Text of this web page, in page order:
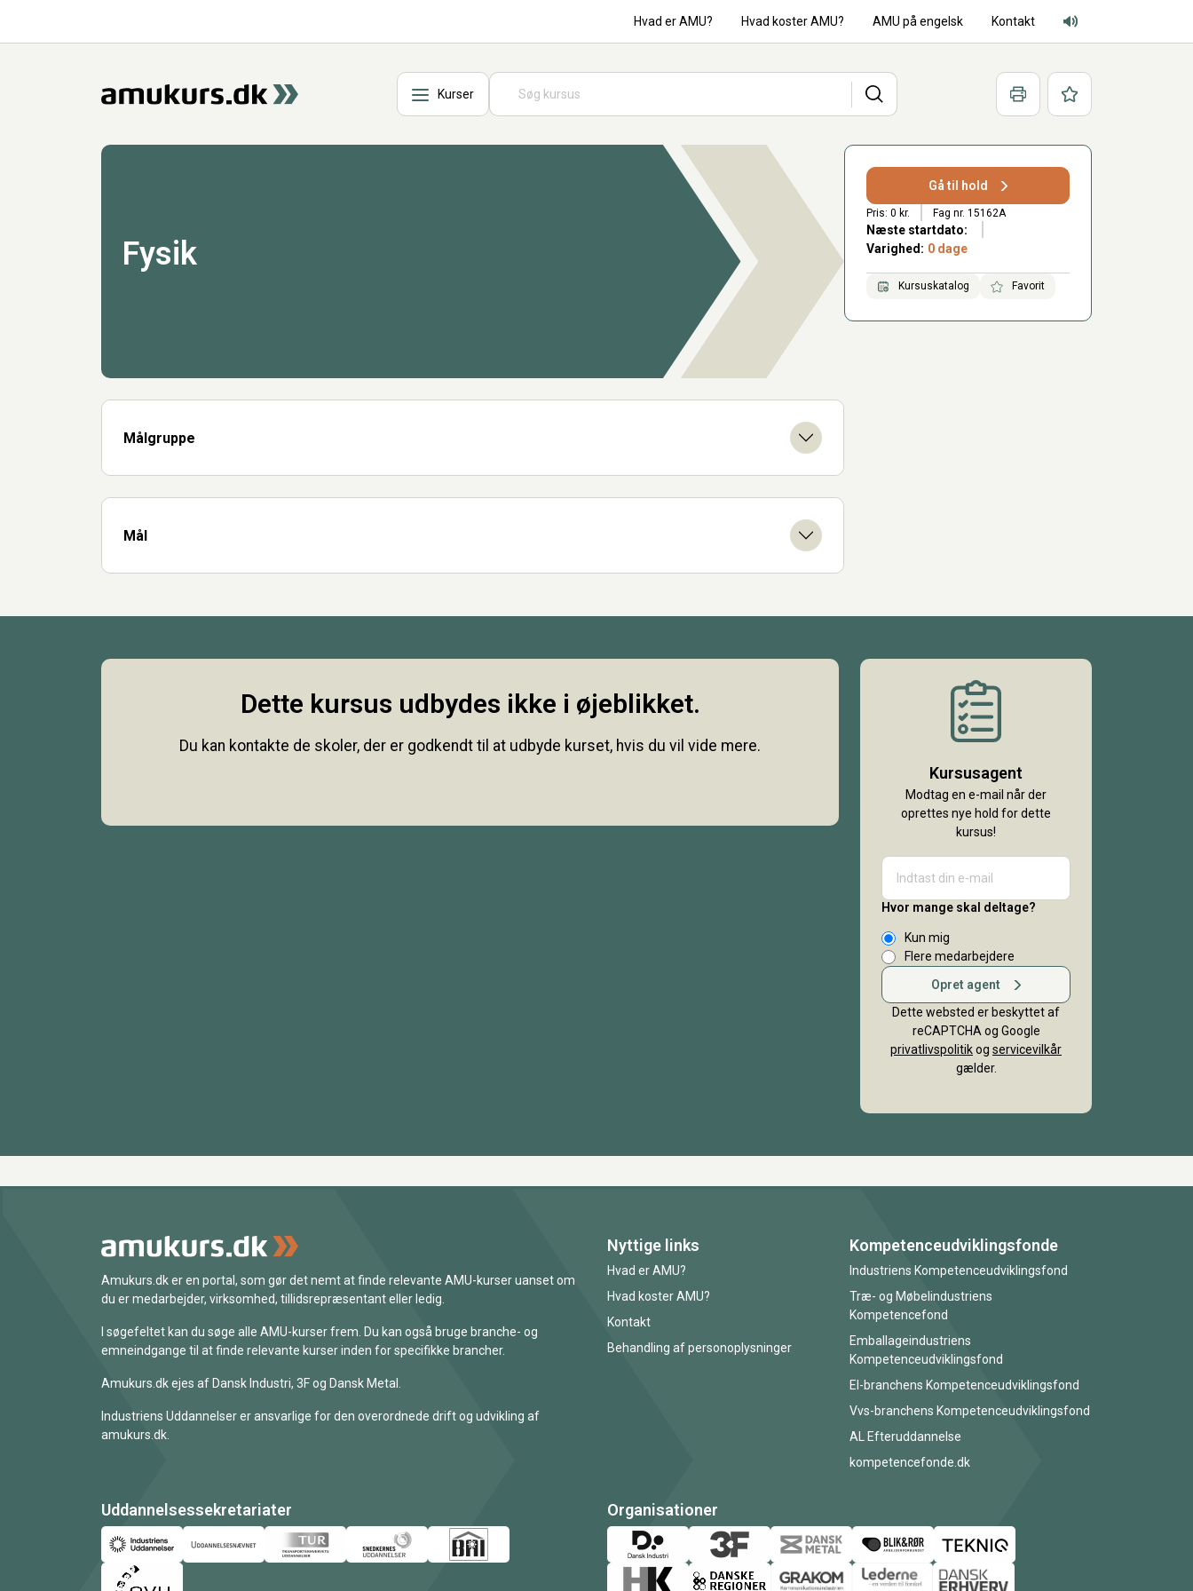
Hvad er AMU? Hvad koster AMU? AMU på engelsk Kontakt
Adgang for alle lyd
Kurser Søg Print Favoritter
Fysik
Målgruppe
Mål
Gå til hold
Pris: 0 kr. Fag nr. 15162A
Næste startdato:
Varighed: 0 dage
Kursuskatalog Favorit
Dette kursus udbydes ikke i øjeblikket.
Du kan kontakte de skoler, der er godkendt til at udbyde kurset, hvis du vil vide mere.
Kursusagent
Modtag en e-mail når der
oprettes nye hold for dette
kursus!
Hvor mange skal deltage?
Kun mig
Flere medarbejdere
Opret agent
Dette websted er beskyttet af
reCAPTCHA og Google
privatlivspolitikog servicevilkår
gælder.
Amukurs.dk er en portal, som gør det nemt at finde relevante AMU-kurser uanset om
du er medarbejder, virksomhed, tillidsrepræsentant eller ledig.
I søgefeltet kan du søge alle AMU-kurser frem. Du kan også bruge branche- og
emneindgange til at finde relevante kurser inden for specifikke brancher.
Amukurs.dk ejes af Dansk Industri, 3F og Dansk Metal.
Industriens Uddannelser er ansvarlige for den overordnede drift og udvikling af
amukurs.dk.
Nyttige links
Hvad er AMU?
Hvad koster AMU?
Kontakt
Behandling af personoplysninger
Kompetenceudviklingsfonde
Industriens Kompetenceudviklingsfond
Træ- og Møbelindustriens
Kompetencefond
Emballageindustriens
Kompetenceudviklingsfond
El-branchens Kompetenceudviklingsfond
Vvs-branchens Kompetenceudviklingsfond
AL Efteruddannelse
kompetencefonde.dk
Uddannelsessekretariater Organisationer